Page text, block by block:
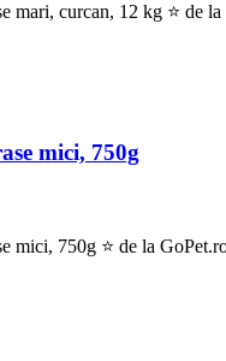
mari, curcan, 12 kg ⭐ de
mici, 750g
mici, 750g ⭐ de la